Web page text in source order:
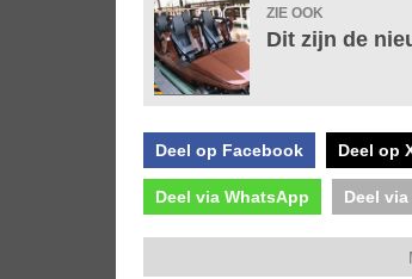
ZIE OOK
Dit zijn de
Deel op Facebook Deel op
Deel via WhatsApp Deel